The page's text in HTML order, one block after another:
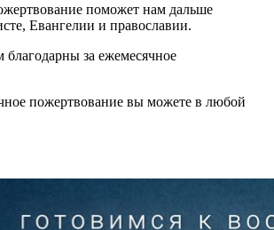
поможет нам дальше
Евангелии и православии.
за ежемесячное
пожертвование вы можете в любой